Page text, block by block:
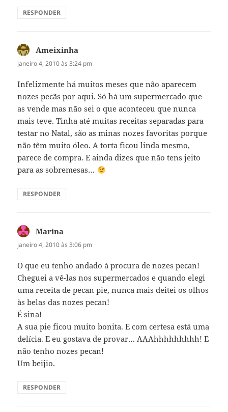
RESPONDER
Ameixinha
janeiro 4, 2010 às 3:24 pm
Infelizmente há muitos meses que não aparecem
nozes pecãs por aqui. Só há um supermercado que
as vende mas não sei o que aconteceu que nunca
mais teve. Tinha até muitas receitas separadas para
testar no Natal, são as minas nozes favoritas porque
não têm muito óleo. A torta ficou linda mesmo,
parece de compra. E ainda dizes que não tens jeito
para as sobremesas…
RESPONDER
Marina
janeiro 4, 2010 às 3:06 pm
O que eu tenho andado à procura de nozes pecan!
Cheguei a vê-las nos supermercados e quando elegi
uma receita de pecan pie, nunca mais deitei os olhos
às belas das nozes pecan!
É sina!
A sua pie ficou muito bonita. E com certesa está uma
delícia. E eu gostava de provar… AAAhhhhhhhhh! E
não tenho nozes pecan!
Um beijio.
RESPONDER